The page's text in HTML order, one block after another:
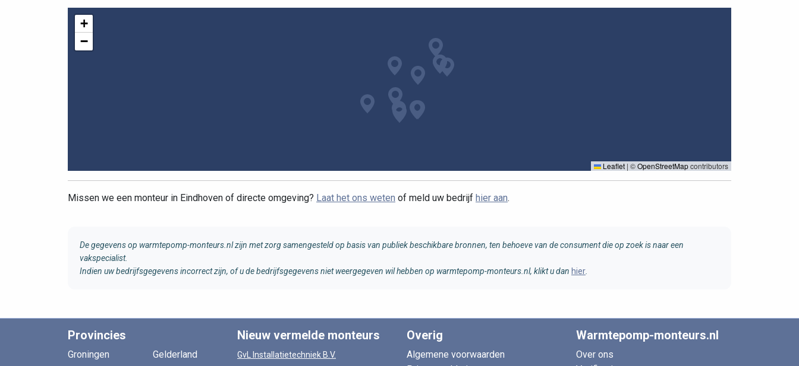
+
−
Leaflet | ©OpenStreetMapcontributors
Missen we een monteur in Eindhoven of directe omgeving? Laat het ons weten of meld uw bedrijf hier aan.
De gegevens op warmtepomp-monteurs.nl zijn met zorg samengesteld op basis van publiek beschikbare bronnen, ten behoeve van de consument die op zoek is naar een
vakspecialist.
Indien uw bedrijfsgegevens incorrect zijn, of u de bedrijfsgegevens niet weergegeven wil hebben op warmtepomp-monteurs.nl, klikt u dan hier
Provincies
Groningen Gelderland
Nieuw vermelde monteurs
GvL Installatietechniek B.V.
Overig
Algemene voorwaarden
Warmtepomp-monteurs.nl
Over ons